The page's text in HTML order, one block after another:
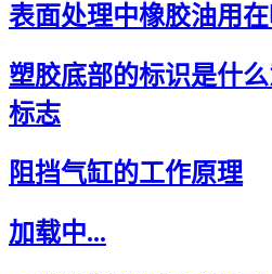
表面处理中橡胶油用
塑胶底部的标识是什
标志
阻挡气缸的工作原理
加载中...